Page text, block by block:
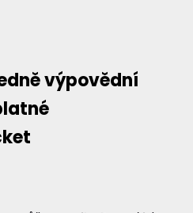
výpovědní